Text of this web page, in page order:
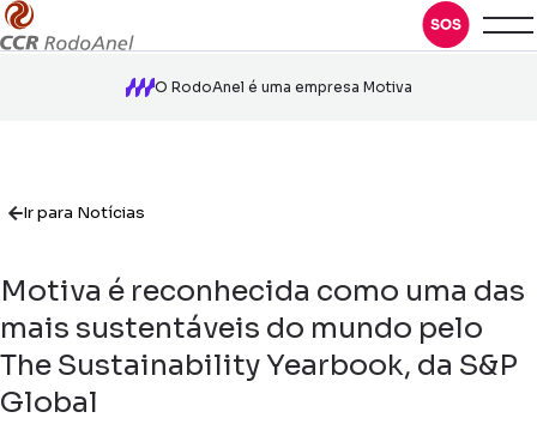
O RodoAnel é uma empresa Motiva
Ir para Notícias
Motiva é reconhecida como uma das
mais sustentáveis do mundo pelo
The Sustainability Yearbook, da S&P
Global